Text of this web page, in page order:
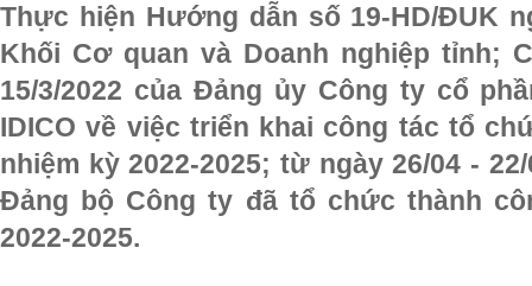
Thực hiện Hướng dẫn số 19-HD/ĐUK
Khối Cơ quan và Doanh nghiệp tỉnh;
15/3/2022 của Đảng ủy Công ty cổ
IDICOvề việc triển khai công tác tổ
nhiệm kỳ 2022-2025; từ ngày 26/04 -
Đảng bộ Công ty đã tổ chức thành
2022-2025.